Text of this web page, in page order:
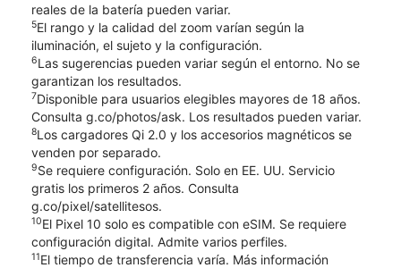
reales de la batería pueden variar.
5El rango y la calidad del zoom varían según la
iluminación, el sujeto y la configuración.
6Las sugerencias pueden variar según el entorno. No se
garantizan los resultados.
7Disponible para usuarios elegibles mayores de 18 años.
Consulta g.co/photos/ask. Los resultados pueden variar.
8Los cargadores Qi 2.0 y los accesorios magnéticos se
venden por separado.
9Se requiere configuración. Solo en EE. UU. Servicio
gratis los primeros 2 años. Consulta
g.co/pixel/satellitesos.
10El Pixel 10 solo es compatible con eSIM. Se requiere
configuración digital. Admite varios perfiles.
11El tiempo de transferencia varía. Más información